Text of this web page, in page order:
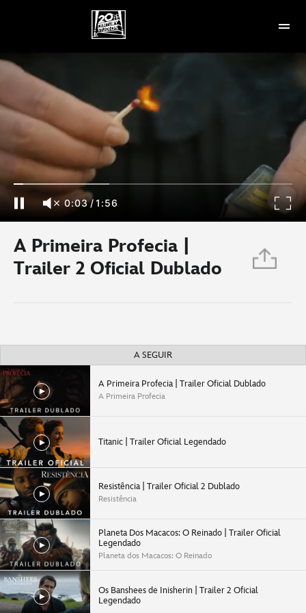
A Primeira Profecia | Trailer 2 Oficial Dublado
0:03/1:56
A Primeira Profecia |
Trailer 2 Oficial Dublado
A SEGUIR
A Primeira Profecia | Trailer Oficial Dublado
A Primeira Profecia
Titanic | Trailer Oficial Legendado
Resistência | Trailer Oficial 2 Dublado
Resistência
Planeta Dos Macacos: O Reinado | Trailer Oficial
Legendado
Planeta dos Macacos: O Reinado
Os Banshees de Inisherin | Trailer 2 Oficial
Legendado